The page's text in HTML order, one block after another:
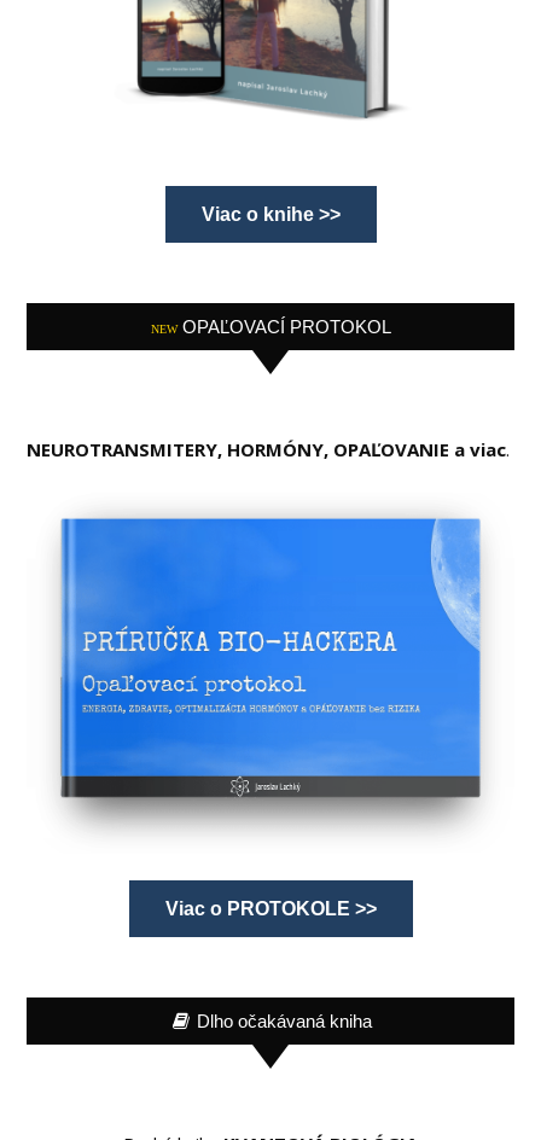
Viac o knihe >>
NEW OPAĽOVACÍ PROTOKOL
NEUROTRANSMITERY, HORMÓNY, OPAĽOVANIE a viac.
Viac o PROTOKOLE >>
Dlho očakávaná kniha